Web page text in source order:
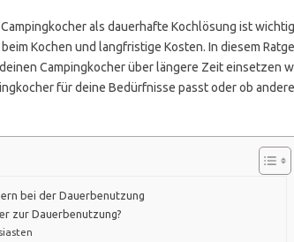
als dauerhafte Kochlösung ist
Kochen und langfristige Kosten. In diesem
Campingkocher über längere Zeit einsetzen
für deine Bedürfnisse passt oder ob andere
bei der Dauerbenutzung
zur Dauerbenutzung?